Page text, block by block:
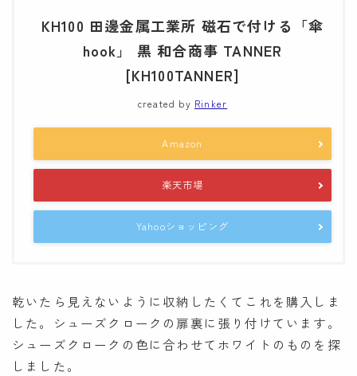
KH100 田邊金属工業所 磁石で付ける「傘
hook」 黒 和合商事 TANNER
[KH100TANNER]
created by Rinker
Amazon
楽天市場
Yahooショッピング
乾いたら見えないように収納したくてこれを購入しま
した。シューズクロークの扉裏に張り付けています。
シューズクロークの色に合わせてホワイトのものを探
しました。